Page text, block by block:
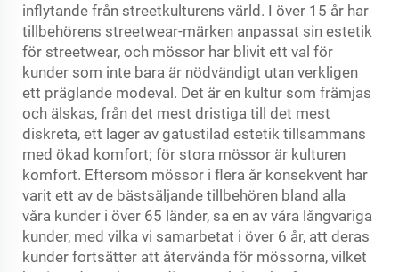
inflytande från streetkulturens värld. I över 15 år har
tillbehörens streetwear-märken anpassat sin estetik
för streetwear, och mössor har blivit ett val för
kunder som inte bara är nödvändigt utan verkligen
ett präglande modeval. Det är en kultur som främjas
och älskas, från det mest dristiga till det mest
diskreta, ett lager av gatustilad estetik tillsammans
med ökad komfort; för stora mössor är kulturen
komfort. Eftersom mössor i flera år konsekvent har
varit ett av de bästsäljande tillbehören bland alla
våra kunder i över 65 länder, sa en av våra långvariga
kunder, med vilka vi samarbetat i över 6 år, att deras
kunder fortsätter att återvända för mössorna, vilket